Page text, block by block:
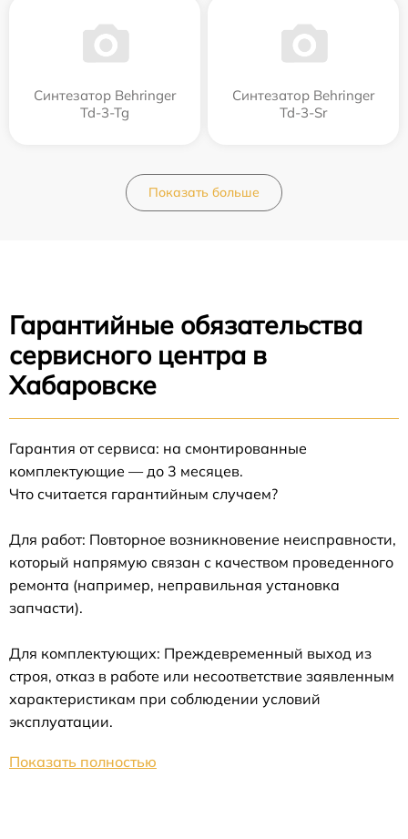
Синтезатор Behringer
Td-3-Tg
Синтезатор Behringer
Td-3-Sr
Показать больше
Гарантийные обязательства
сервисного центра в
Хабаровске
Гарантия от сервиса: на смонтированные
комплектующие — до 3 месяцев.
Что считается гарантийным случаем?
Для работ: Повторное возникновение неисправности,
который напрямую связан с качеством проведенного
ремонта (например, неправильная установка
запчасти).
Для комплектующих: Преждевременный выход из
строя, отказ в работе или несоответствие заявленным
характеристикам при соблюдении условий
эксплуатации.
Показать полностью